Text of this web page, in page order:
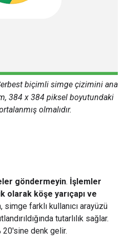
biçimli simge çizimini ana
384 x 384 piksel boyutundaki
olmalıdır.
göndermeyin. İşlemler
olarak köşe yarıçapı ve
simge farklı kullanıcı arayüzü
tutarlılık sağlar.
20'sine denk gelir.